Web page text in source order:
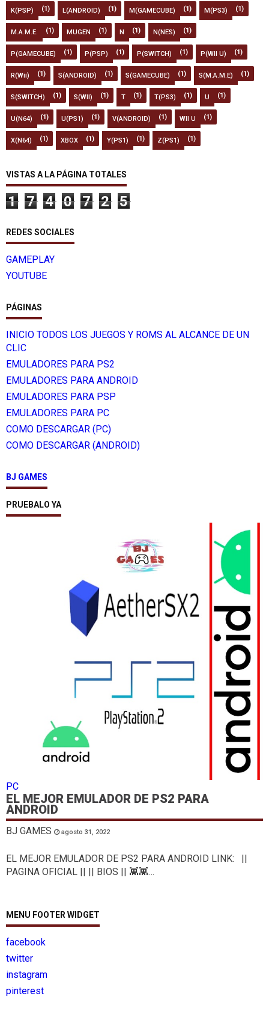
K(PSP) (1) L(ANDROID) (1) M(GAMECUBE) (1) M(PS3) (1)
M.A.M.E. (1) MUGEN (1) N (1) N(NES) (1)
P(GAMECUBE) (1) P(PSP) (1) P(SWITCH) (1) P(WII U) (1)
R(Wii) (1) S(ANDROID) (1) S(GAMECUBE) (1) S(M.A.M.E) (1)
S(SWITCH) (1) S(WII) (1) T (1) T(PS3) (1) U (1)
U(N64) (1) U(PS1) (1) V(ANDROID) (1) WII U (1)
X(N64) (1) XBOX (1) Y(PS1) (1) Z(PS1) (1)
VISTAS A LA PÁGINA TOTALES
1 7 4 0 7 2 5
REDES SOCIALES
GAMEPLAY
YOUTUBE
PÁGINAS
INICIO TODOS LOS JUEGOS Y ROMS AL ALCANCE DE UN
CLIC
EMULADORES PARA PS2
EMULADORES PARA ANDROID
EMULADORES PARA PSP
EMULADORES PARA PC
COMO DESCARGAR (PC)
COMO DESCARGAR (ANDROID)
BJ GAMES
PRUEBALO YA
PC
EL MEJOR EMULADOR DE PS2 PARA
ANDROID
BJ GAMES agosto 31, 2022
EL MEJOR EMULADOR DE PS2 PARA ANDROID LINK: ||
PAGINA OFICIAL || || BIOS || 👾👾…
MENU FOOTER WIDGET
facebook
twitter
instagram
pinterest